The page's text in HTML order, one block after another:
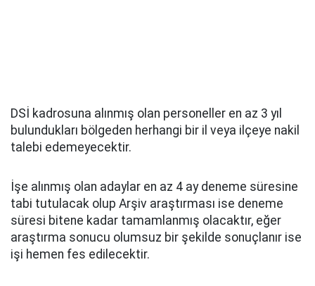
DSİ kadrosuna alınmış olan personeller en az 3 yıl
bulundukları bölgeden herhangi bir il veya ilçeye nakil
talebi edemeyecektir.
İşe alınmış olan adaylar en az 4 ay deneme süresine
tabi tutulacak olup Arşiv araştırması ise deneme
süresi bitene kadar tamamlanmış olacaktır, eğer
araştırma sonucu olumsuz bir şekilde sonuçlanır ise
işi hemen fes edilecektir.